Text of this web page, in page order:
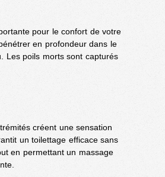
pour le confort de votre
en profondeur dans le
Les poils morts sont capturés
créent une sensation
un toilettage efficace sans
en permettant un massage